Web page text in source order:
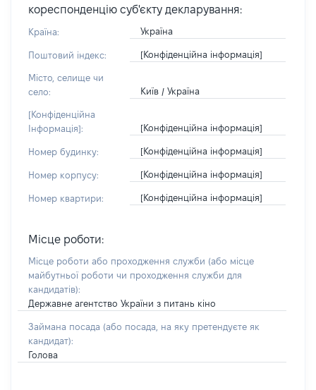
кореспонденцію суб'єкту декларування:
Країна: Україна
Поштовий індекс: [Конфіденційна інформація]
Місто, селище чи
село:
Київ / Україна
[Конфіденційна
Інформація]:
[Конфіденційна інформація]
Номер будинку: [Конфіденційна інформація]
Номер корпусу: [Конфіденційна інформація]
Номер квартири: [Конфіденційна інформація]
Місце роботи:
Місце роботи або проходження служби (або місце
майбутньої роботи чи проходження служби для
кандидатів):
Державне агентство України з питань кіно
Займана посада (або посада, на яку претендуєте як
кандидат):
Голова